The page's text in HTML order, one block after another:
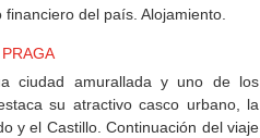
del país. Alojamiento.
ciudad amurallada y uno de los
su atractivo casco urbano, la
y el Castillo. Continuación del viaje